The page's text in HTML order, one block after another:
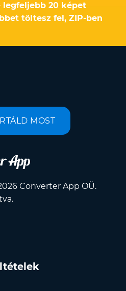
legfeljebb 20 képet
töltesz fel, ZIP-ben
MOST
Converter App OÜ.